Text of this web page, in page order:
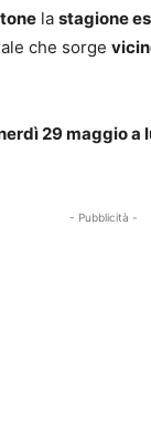
la stagione
che sorge
29 maggio a
- Pubblicità -